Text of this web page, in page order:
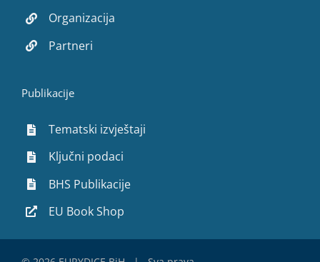
Organizacija
Partneri
Publikacije
Tematski izvještaji
Ključni podaci
BHS Publikacije
EU Book Shop